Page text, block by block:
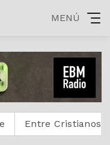
MENÚ
Entre Cristianos